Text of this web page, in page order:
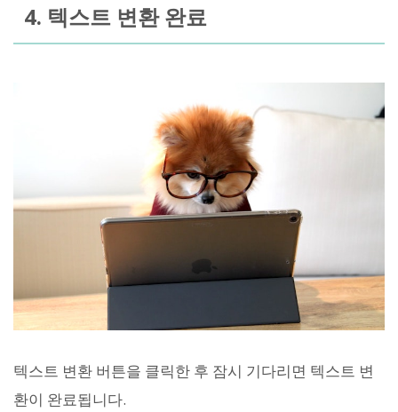
4. 텍스트 변환 완료
텍스트 변환 버튼을 클릭한 후 잠시 기다리면 텍스트 변
환이 완료됩니다.